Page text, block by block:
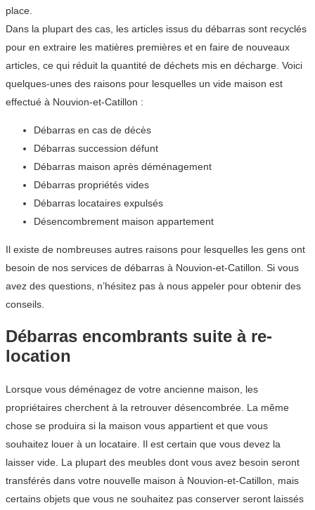
place.
Dans la plupart des cas, les articles issus du débarras sont recyclés
pour en extraire les matières premières et en faire de nouveaux
articles, ce qui réduit la quantité de déchets mis en décharge. Voici
quelques-unes des raisons pour lesquelles un vide maison est
effectué à Nouvion-et-Catillon :
Débarras en cas de décès
Débarras succession défunt
Débarras maison après déménagement
Débarras propriétés vides
Débarras locataires expulsés
Désencombrement maison appartement
Il existe de nombreuses autres raisons pour lesquelles les gens ont
besoin de nos services de débarras à Nouvion-et-Catillon. Si vous
avez des questions, n’hésitez pas à nous appeler pour obtenir des
conseils.
Débarras encombrants suite à re-
location
Lorsque vous déménagez de votre ancienne maison, les
propriétaires cherchent à la retrouver désencombrée. La même
chose se produira si la maison vous appartient et que vous
souhaitez louer à un locataire. Il est certain que vous devez la
laisser vide. La plupart des meubles dont vous avez besoin seront
transférés dans votre nouvelle maison à Nouvion-et-Catillon, mais
certains objets que vous ne souhaitez pas conserver seront laissés